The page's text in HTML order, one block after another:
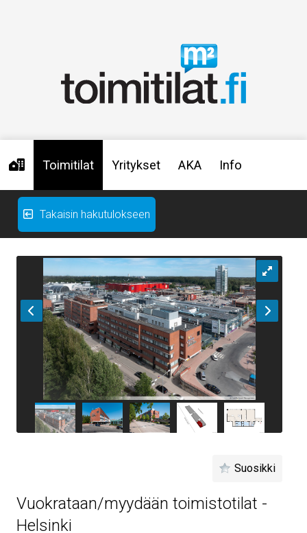
Toimitilat Yritykset AKA Info
Takaisin hakutulokseen
Suosikki
Vuokrataan/myydään toimistotilat -
Helsinki